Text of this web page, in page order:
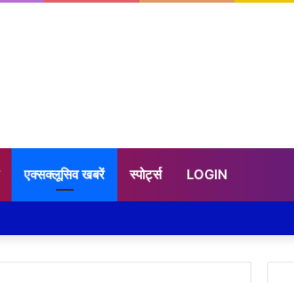
एक्सक्लूसिव खबरें स्पोर्ट्स LOGIN